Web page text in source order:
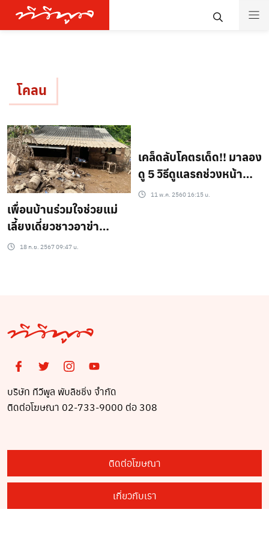
โคลน
เพื่อนบ้านร่วมใจช่วยแม่
เลี้ยงเดี่ยวชาวอาข่า
ทำความสะอาดบ้านหลัง
18 ก.ย. 2567 09:47 น.
เคล็ดลับโคตรเด็ด!! มาลอง
ดู 5 วิธีดูแลรถช่วงหน้า
ฝน…ให้เปื้อนน้อยที่สุด!!
11 พ.ค. 2560 16:15 น.
บริษัท ทีวีพูล พับลิชชิ่ง จำกัด
ติดต่อโฆษณา 02-733-9000 ต่อ 308
ติดต่อโฆษณา
เกี่ยวกับเรา